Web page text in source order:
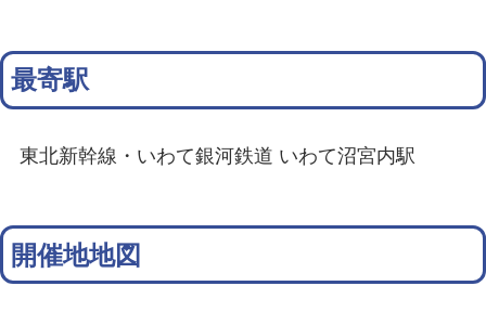
最寄駅
東北新幹線・いわて銀河鉄道 いわて沼宮内駅
開催地地図